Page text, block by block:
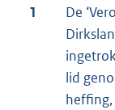
1
De
lid